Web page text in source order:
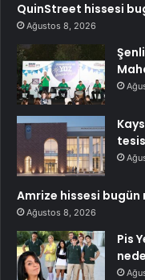
QuinStreet hissesi
Ağustos 8, 2026
tesis
Amrize hissesi bugün
Ağustos 8, 2026
Pis